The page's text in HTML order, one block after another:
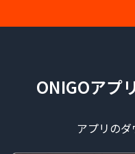
ONIGOアプ
アプリの